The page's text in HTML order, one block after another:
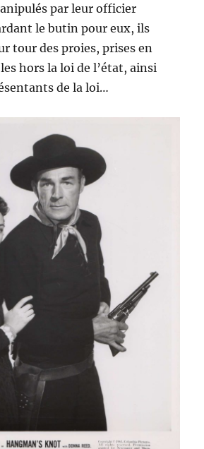
par leur officier
le butin pour eux, ils
tour des proies, prises en
hors la loi de l’état, ainsi
de la loi…